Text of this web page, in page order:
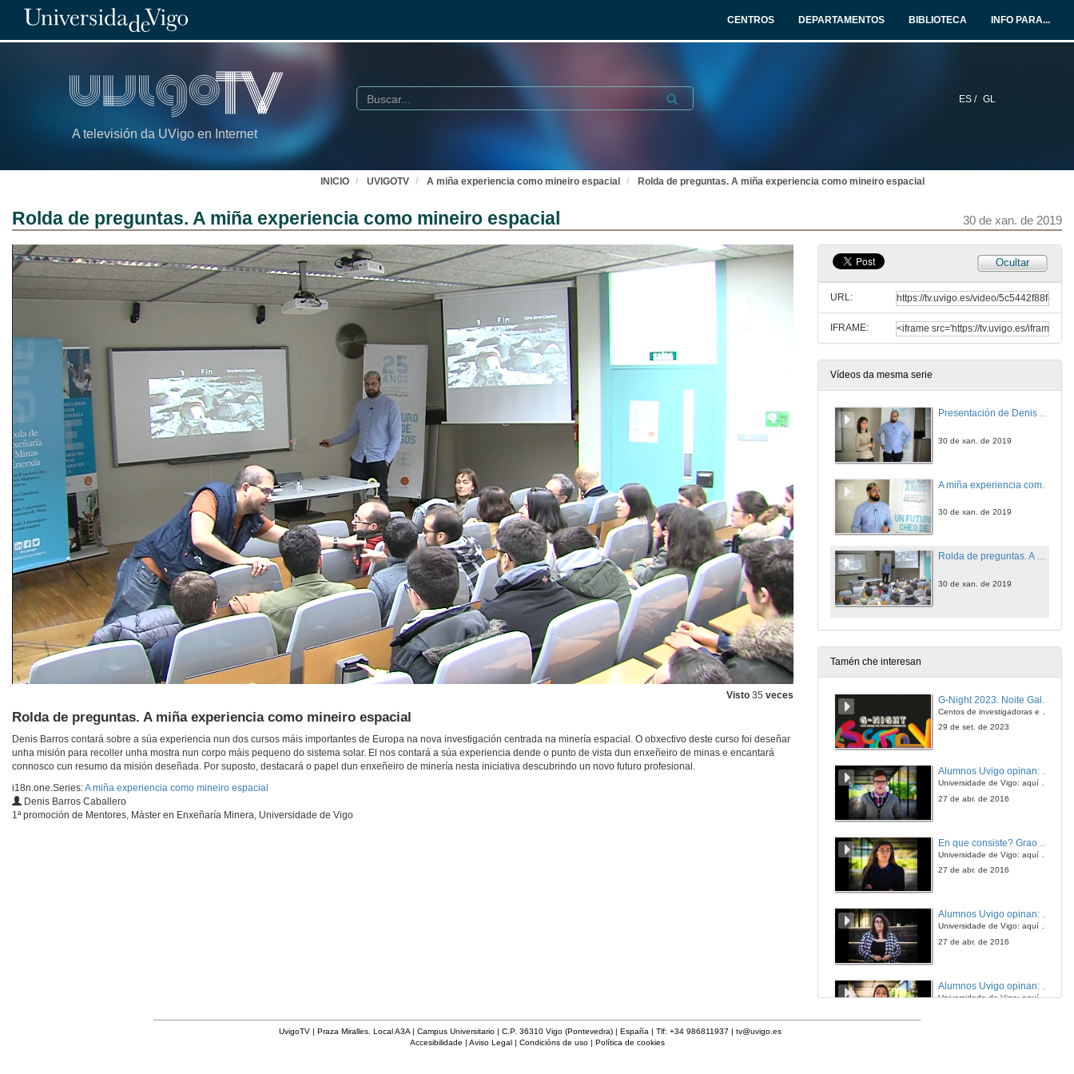
CENTROS DEPARTAMENTOS BIBLIOTECA INFO PARA...
A televisión da UVigo en Internet
ES / GL
Buscar Submit
INICIO UVIGOTV A miña experiencia como mineiro espacial Rolda de preguntas. A miña experiencia como mineiro espacial
Rolda de preguntas. A miña experiencia como mineiro espacial 30 de xan. de 2019
Visto 35 veces
Rolda de preguntas. A miña experiencia como mineiro espacial
Denis Barros contará sobre a súa experiencia nun dos cursos máis importantes de Europa na nova investigación centrada na minería espacial. O obxectivo deste curso foi deseñar
unha misión para recoller unha mostra nun corpo máis pequeno do sistema solar. El nos contará a súa experiencia dende o punto de vista dun enxeñeiro de minas e encantará
connosco cun resumo da misión deseñada. Por suposto, destacará o papel dun enxeñeiro de minería nesta iniciativa descubrindo un novo futuro profesional.
i18n.one.Series:A miña experiencia como mineiro espacial
Denis Barros Caballero
1ª promoción de Mentores, Máster en Enxeñaría Minera, Universidade de Vigo
Ocultar
URL:
IFRAME:
Vídeos da mesma serie
Presentación de Denis Barros Caballero
30 de xan. de 2019
30 de xan. de 2019
Rolda de preguntas. A miña experiencia como mineiro espacial
30 de xan. de 2019
Tamén che interesan
Centos de investigadoras e investigadores, decenas de actividades e sete cidades
29 de set. de 2023
Alumnos Uvigo opinan: Grao en Ciencias da Linguaxe e Estudos Literarios
Universidade de Vigo: aquí todo é posible
27 de abr. de 2016
Universidade de Vigo: aquí todo é posible
27 de abr. de 2016
Alumnos Uvigo opinan: Grao en Linguas Estranxeiras
Universidade de Vigo: aquí todo é posible
27 de abr. de 2016
Universidade de Vigo: aquí todo é posible
UvigoTV | Praza Miralles. Local A3A | Campus Universitario | C.P. 36310 Vigo (Pontevedra) | España | Tlf: +34 986811937 | tv@uvigo.es
Accesibilidade | Aviso Legal| Condicións de uso| Política de cookies